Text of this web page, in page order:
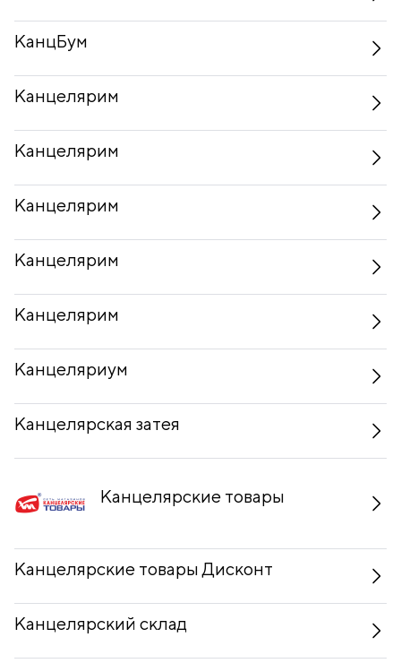
КанцБум
Канцелярим
Канцелярим
Канцелярим
Канцелярим
Канцелярим
Канцеляриум
Канцелярская затея
Канцелярские товары
Канцелярские товары Дисконт
Канцелярский склад